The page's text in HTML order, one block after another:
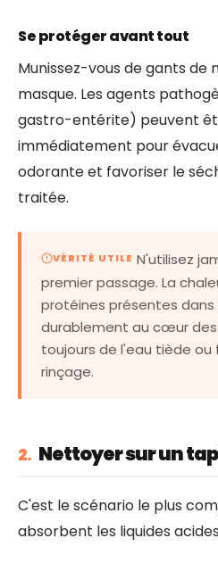
Se protéger avant tout
Munissez-vous de gants de
masque. Les agents
gastro-entérite) peuvent
immédiatement pour
odorante et favoriser le
traitée.
VÉRITÉ UTILE N'utilisez
premier passage. La
protéines présentes dans
durablement au cœur des
toujours de l'eau tiède ou
rinçage.
2. Nettoyer sur un
C'est le scénario le plus
absorbent les liquides